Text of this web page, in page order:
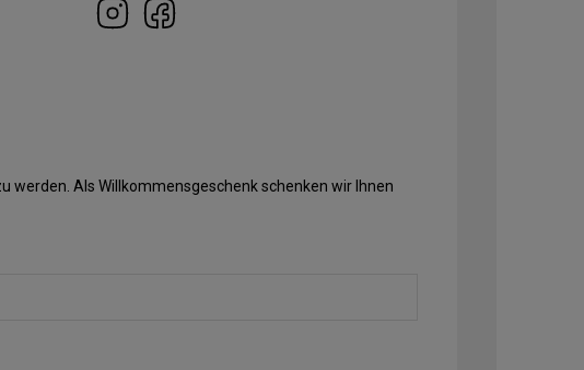
werden. Als Willkommensgeschenk schenken wir Ihnen